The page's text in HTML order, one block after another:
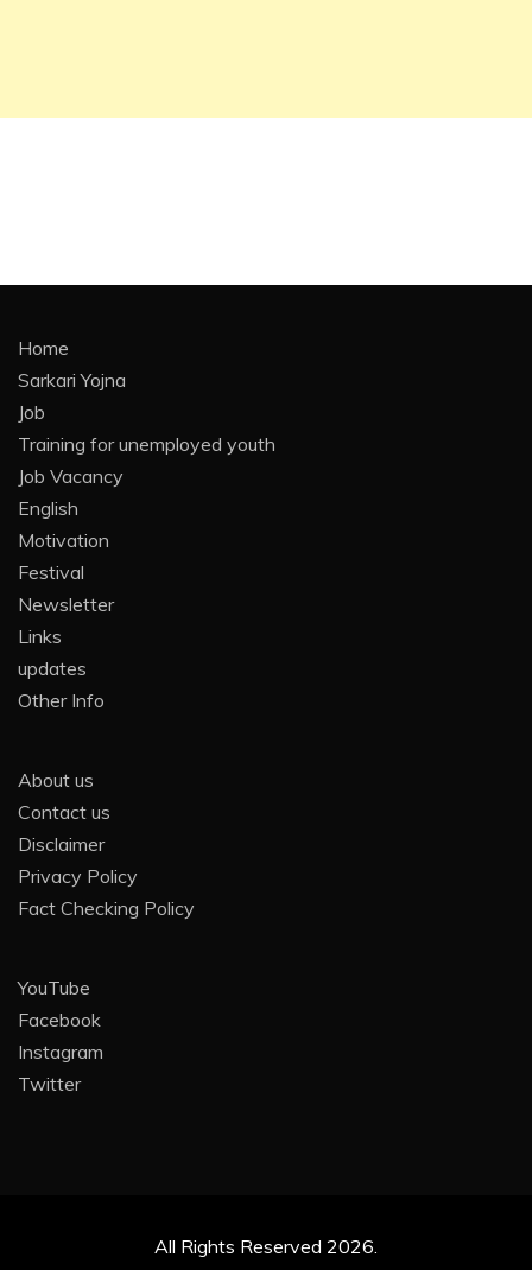
Home
Sarkari Yojna
Job
Training for unemployed youth
Job Vacancy
English
Motivation
Festival
Newsletter
Links
updates
Other Info
About us
Contact us
Disclaimer
Privacy Policy
Fact Checking Policy
YouTube
Facebook
Instagram
Twitter
All Rights Reserved 2026.